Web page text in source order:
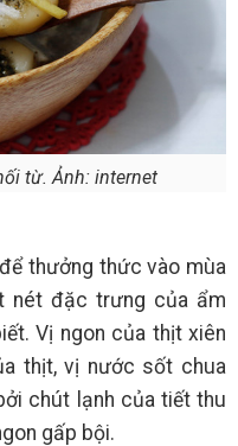
từ. Ảnh: internet
thưởng thức vào mùa
nét đặc trưng của ẩm
Vị ngon của thịt xiên
thịt, vị nước sốt chua
chút lạnh của tiết thu
gấp bội.